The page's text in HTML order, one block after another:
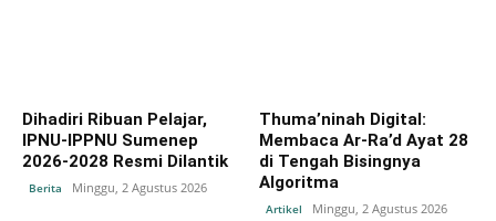
Dihadiri Ribuan Pelajar,
IPNU-IPPNU Sumenep
2026-2028 Resmi Dilantik
Berita Minggu, 2 Agustus 2026
Thuma’ninah Digital:
Membaca Ar-Ra’d Ayat 28
di Tengah Bisingnya
Algoritma
Artikel Minggu, 2 Agustus 2026